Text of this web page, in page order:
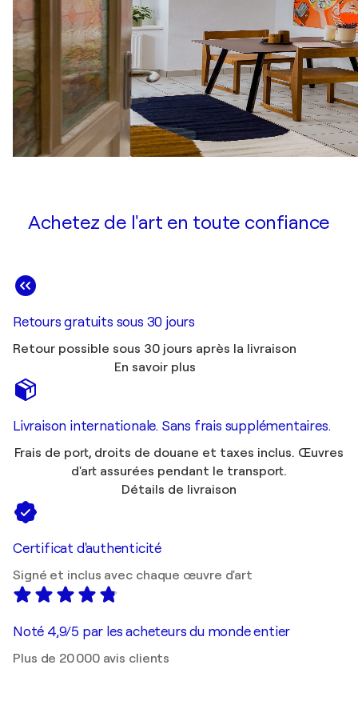
Achetez de l'art en toute confiance
Retours gratuits sous 30 jours
Retour possible sous 30 jours après la livraison
En savoir plus
Livraison internationale. Sans frais supplémentaires.
Frais de port, droits de douane et taxes inclus. Œuvres
d'art assurées pendant le transport.
Détails de livraison
Certificat d'authenticité
Signé et inclus avec chaque œuvre d'art
Noté 4,9/5 par les acheteurs du monde entier
Plus de 20 000 avis clients